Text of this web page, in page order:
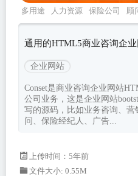
多用途 人力资源 保险公司 顾
通用的HTML5商业咨询企业
企业网站
Conset是商业咨询企业网站
公司业务，这是企业网站
写的源码，比如业务咨询、
问、保险经纪人、广告...
上传时间：5年前
文件大小: 0.55M